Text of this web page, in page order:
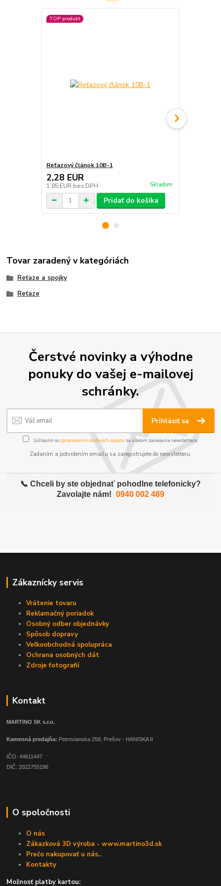
TOP produkt
Reťazový článok 10B-1
2,28 EUR
1,85 EUR bez DPH Skladom
Pridať do košíka
Tovar zaradený v kategóriách
Reťaze a spojky
Reťaze
Čerstvé novinky a výhodne
ponuky do vašej e-mailovej
schránky.
Prihlásiť sa
Súhlasím sospracovaním osobných údajov za účelom zasielania newslettera.
Zadaním a potvrdením emailu sa zaregistrujete do newsletteru.
📞 Chceli by ste objednať pohodlne telefonicky?
Zavolajte nám! 0940 002 489
Zákaznícky servis
Vrátenie tovaru
Reklamačný poriadok
Osobný odber objednávky
Spôsob dopravy
Veľkoobchodná spolupráca
Ochrana osobných dát
Zdroje fotografií
Kontakt
MARTINO SK s.r.o.
Kamenná predajňa: Petrovianska 258, Prešov - HANISKA II
IČO: 44611447
DIČ: 2022755196
O spoločnosti
O nás
Zákazková 3D výroba - www.martino3d.sk
Prečo nakupovať u nás..
Kontakty
Možnosť platby kartou: